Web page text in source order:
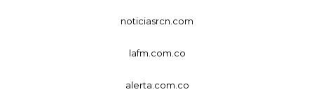
noticiasrcn.com
lafm.com.co
alerta.com.co